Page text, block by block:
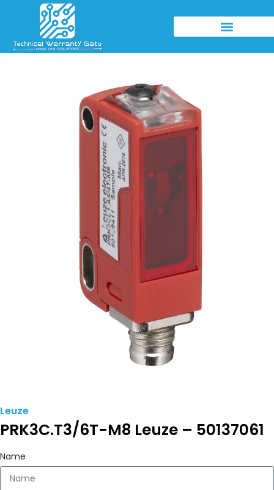
Leuze
PRK3C.T3/6T-M8 Leuze – 50137061
Name